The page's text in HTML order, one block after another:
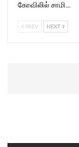
கோவிலில் சாமி…
PREV NEXT